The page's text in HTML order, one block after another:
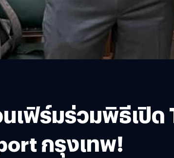
เฟิร์มร่วมพิธีเปิ
กรุงเทพ!